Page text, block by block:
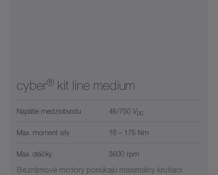
cyber® kit line medium
Napätie medziobvodu 48/750 VDC
Max. moment sily 16 – 175 Nm
Max. otáčky 3600 rpm
Bezrámové motory ponúkajú maximálny krútiaci